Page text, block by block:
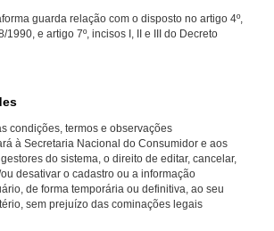
guarda relação com o disposto no artigo 4º,
1990, e artigo 7º, incisos I, II e III do Decreto
condições, termos e observações
à Secretaria Nacional do Consumidor e aos
do sistema, o direito de editar, cancelar,
desativar o cadastro ou a informação
de forma temporária ou definitiva, ao seu
sem prejuízo das cominações legais